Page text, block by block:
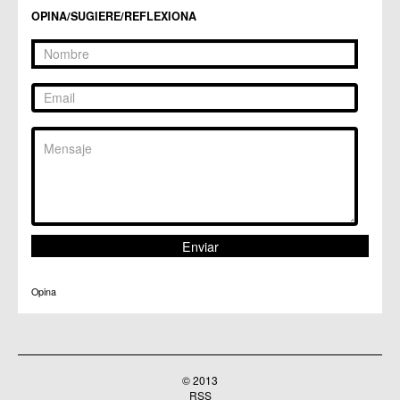
OPINA/SUGIERE/REFLEXIONA
Opina
© 2013
RSS